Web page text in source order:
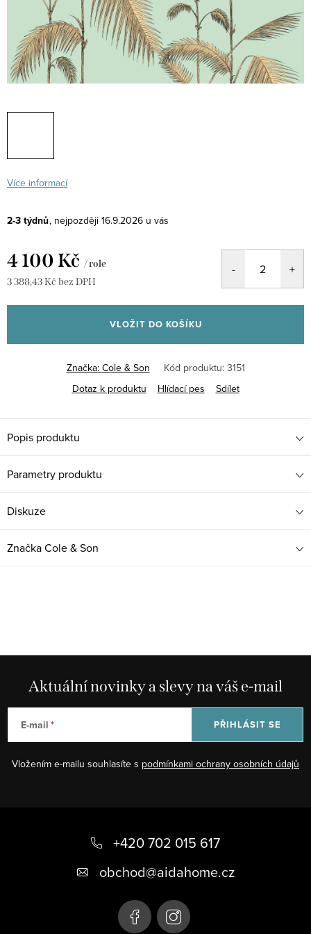
Více informací
2-3 týdnů 16.9.2026
4 100 Kč / role
3 388,43 Kč bez DPH
cena:
VLOŽIT DO KOŠÍKU
Značka: Cole & Son Kód produktu: 3151
Dotaz k produktu
Hlídací pes Sdílet
Popis produktu
Parametry produktu
Diskuze
ZnačkaCole & Son
Aktuální novinky a slevy na váš e-mail
E-mail
Vložením e-mailu souhlasíte s podmínkami ochrany osobních údajů
PŘIHLÁSIT SE
+420 702 015 617
obchod@aidahome.cz